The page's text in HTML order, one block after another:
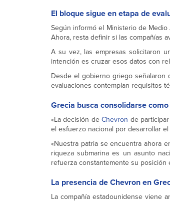
El bloque sigue en etapa de
Según informó el Ministerio de
Ahora, resta definir si las compañías
A su vez, las empresas solicitaron
intención es cruzar esos datos con
Desde el gobierno griego señalaron
evaluaciones contemplan requisitos
Grecia busca consolidarse
«La decisión deChevron de
el esfuerzo nacional por desarrollar
«Nuestra patria se encuentra ahora
riqueza submarina es un asunto
refuerza constantemente su
La presencia de Chevron en
La compañía estadounidense viene